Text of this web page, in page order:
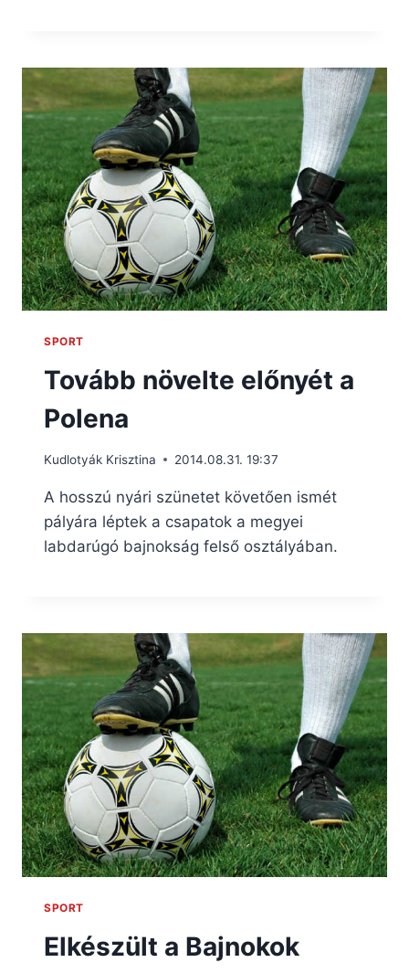
SPORT
Tovább növelte előnyét a
Polena
Kudlotyák Krisztina 2014.08.31. 19:37
A hosszú nyári szünetet követően ismét
pályára léptek a csapatok a megyei
labdarúgó bajnokság felső osztályában.
SPORT
Elkészült a Bajnokok